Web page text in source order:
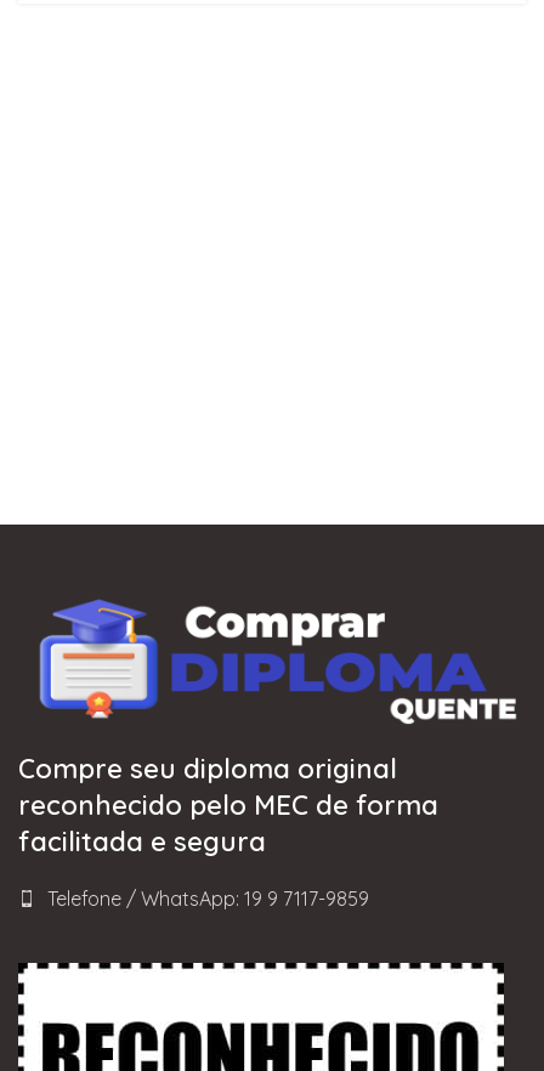
Compre seu diploma original
reconhecido pelo MEC de forma
facilitada e segura
Telefone / WhatsApp: 19 9 7117-9859